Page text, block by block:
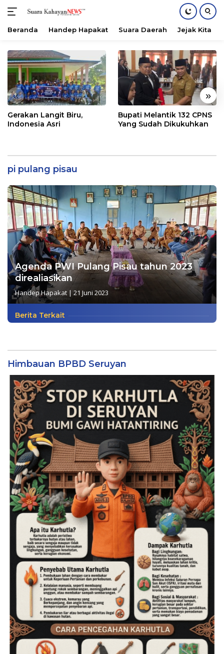
konten
Beranda Handep Hapakat Suara Daerah Jejak Kita
« »
Gerakan Langit Biru,
Indonesia Asri
Bupati Melantik 132 CPNS
Yang Sudah Dikukuhkan
pi pulang pisau
Agenda PWI Pulang Pisau tahun 2023
direaliasikan
Handep Hapakat| 21 Juni 2023
Berita Terkait
Himbauan BPBD Seruyan